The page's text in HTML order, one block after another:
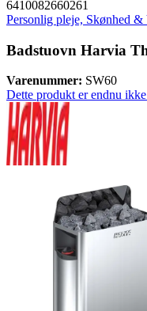
6410082660261
Personlig pleje, Skønhed
Badstuovn Harvia
Varenummer: SW60
Dette produkt er endnu